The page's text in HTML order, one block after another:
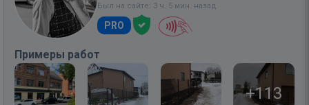
Был на сайте: 3 ч. 5 мин. назад
PRO
Примеры работ
+113